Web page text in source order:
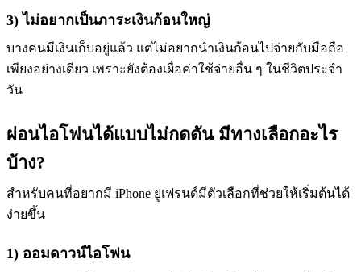
3) ไม่อยากเป็นภาระเงินก้อนใหญ่
บางคนมีเงินเก็บอยู่แล้ว แต่ไม่อยากนำเงินก้อนไปจ่ายกับมือถือ
เพียงอย่างเดียว เพราะยังต้องเผื่อค่าใช้จ่ายอื่น ๆ ในชีวิตประจำ
วัน
ผ่อนไอโฟนได้แบบไม่กดดัน มีทางเลือกอะไร
บ้าง?
สำหรับคนที่อยากมี iPhone ยูเฟรนด์มีตัวเลือกที่ช่วยให้เริ่มต้นได้
ง่ายขึ้น
1) ออมดาวน์ไอโฟน